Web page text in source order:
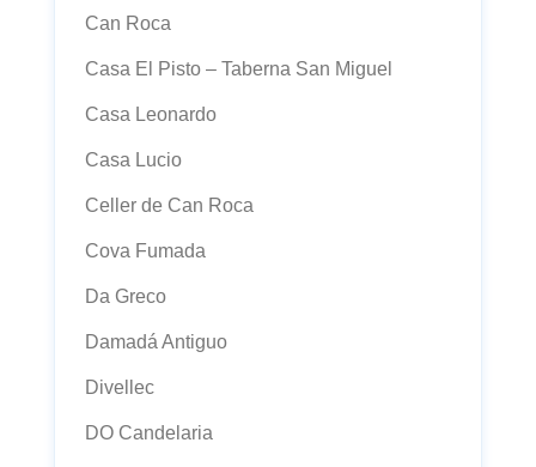
Can Roca
Casa El Pisto – Taberna San Miguel
Casa Leonardo
Casa Lucio
Celler de Can Roca
Cova Fumada
Da Greco
Damadá Antiguo
Divellec
DO Candelaria